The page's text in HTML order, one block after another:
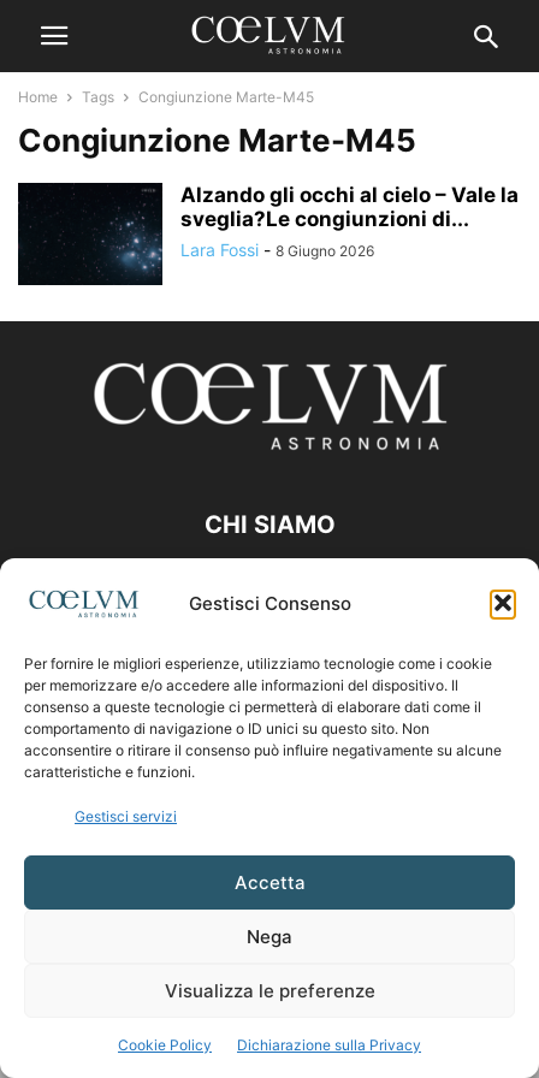
Gestisci Consenso
Per fornire le migliori esperienze, utilizziamo tecnologie come i cookie
per memorizzare e/o accedere alle informazioni del dispositivo. Il
consenso a queste tecnologie ci permetterà di elaborare dati come il
comportamento di navigazione o ID unici su questo sito. Non
acconsentire o ritirare il consenso può influire negativamente su alcune
caratteristiche e funzioni.
Gestisci servizi
Accetta
Nega
Visualizza le preferenze
Cookie Policy Dichiarazione sulla Privacy
Home Tags Congiunzione Marte-M45
Congiunzione Marte-M45
Alzando gli occhi al cielo – Vale la
sveglia?Le congiunzioni di...
Lara Fossi - 8 Giugno 2026
CHI SIAMO
Contattaci:coelumastro@coelum.com
SEGUICI